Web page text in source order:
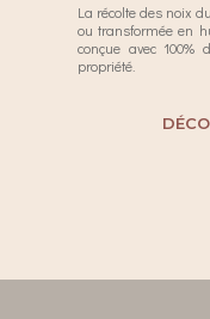
La récolte des noix du
ou transformée en
conçue avec
propriété.